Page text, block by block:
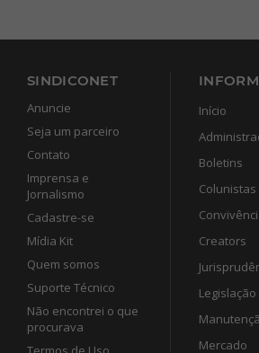
SINDICONET
Anuncie
Seja um parceiro
Contato
Imprensa e
Jornalismo
Cadastre-se
Mídia Kit
Quem somos
Suporte Técnico
Não encontrei o que
procurava
Início
Boletins
Colunistas
Creators
Legislação
Mercado